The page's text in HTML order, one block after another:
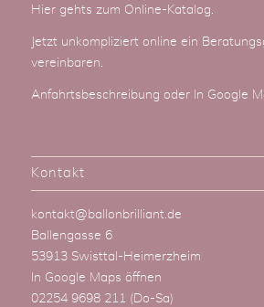
Hier gehts zum Online-Katalog.
Jetzt unkompliziert online ein
vereinbaren.
Anfahrtsbeschreibung oder In Google
Kontakt
kontakt@ballonbrilliant.de
Ballengasse 6
53913 Swisttal-Heimerzheim
In Google Maps öffnen
02254 9698 211 (Do-Sa)